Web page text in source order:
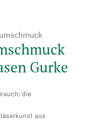
Gurke
die
aus